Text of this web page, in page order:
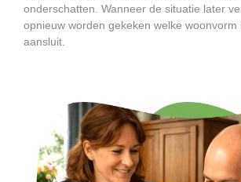
onderschatten. Wanneer de situatie later
opnieuw worden gekeken welke woonvorm
aansluit.